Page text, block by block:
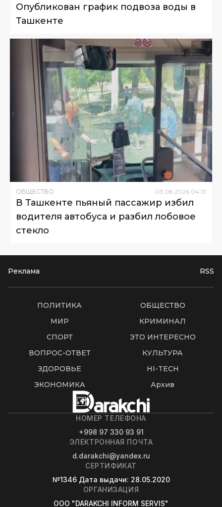
Опубликован график подвоза воды в
Ташкенте
ОБЩЕСТВО 03.08.2026 04:13
В Ташкенте пьяный пассажир избил
водителя автобуса и разбил лобовое
стекло
Реклама RSS
ПОЛИТИКА
ОБЩЕСТВО
МИР
КРИМИНАЛ
СПОРТ
ЭТО ИНТЕРЕСНО
ВОПРОС-ОТВЕТ
КУЛЬТУРА
ЗДОРОВЬЕ
HI-TECH
ЭКОНОМИКА
Архив
НОМЕР ТЕЛЕФОНА
+998 97 330 93 91
ЭЛЕКТРОННАЯ ПОЧТА
d.darakchi@yandex.ru
СЕРТИФИКАТ
№1346 Дата выдачи: 28.05.2020
ОРГАНИЗАЦИЯ
OOO "DARAKCHI INFORM SERVIS"